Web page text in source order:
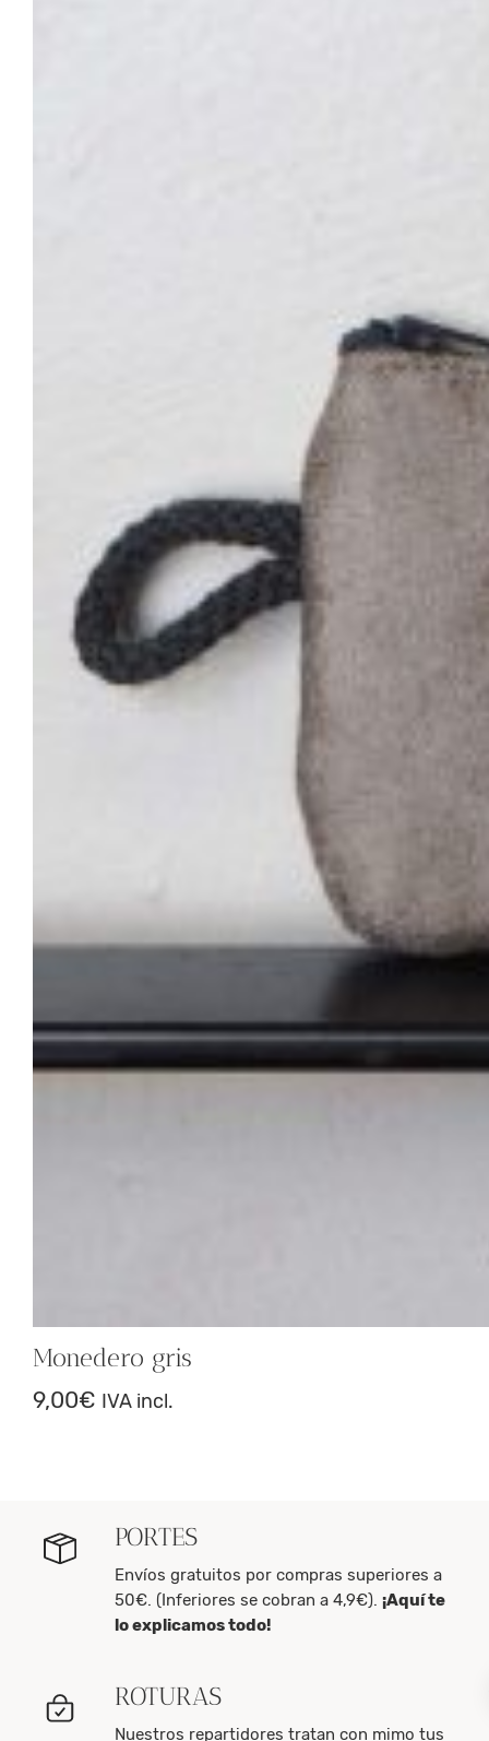
Monedero gris
9,00€ IVA incl.
PORTES
Envíos gratuitos por compras superiores a
50€. (Inferiores se cobran a 4,9€). ¡Aquí te
lo explicamos todo!
ROTURAS
Nuestros repartidores tratan con mimo tus